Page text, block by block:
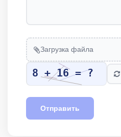
Загрузка файла
Отправить